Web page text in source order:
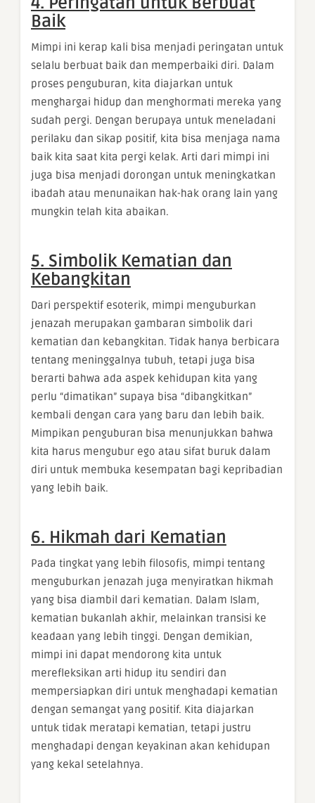
Baik
Mimpi ini kerap kali bisa menjadi peringatan untuk
selalu berbuat baik dan memperbaiki diri. Dalam
proses penguburan, kita diajarkan untuk
menghargai hidup dan menghormati mereka yang
sudah pergi. Dengan berupaya untuk meneladani
perilaku dan sikap positif, kita bisa menjaga nama
baik kita saat kita pergi kelak. Arti dari mimpi ini
juga bisa menjadi dorongan untuk meningkatkan
ibadah atau menunaikan hak-hak orang lain yang
mungkin telah kita abaikan.
5. Simbolik Kematian dan
Kebangkitan
Dari perspektif esoterik, mimpi menguburkan
jenazah merupakan gambaran simbolik dari
kematian dan kebangkitan. Tidak hanya berbicara
tentang meninggalnya tubuh, tetapi juga bisa
berarti bahwa ada aspek kehidupan kita yang
perlu “dimatikan” supaya bisa “dibangkitkan”
kembali dengan cara yang baru dan lebih baik.
Mimpikan penguburan bisa menunjukkan bahwa
kita harus mengubur ego atau sifat buruk dalam
diri untuk membuka kesempatan bagi kepribadian
yang lebih baik.
6. Hikmah dari Kematian
Pada tingkat yang lebih filosofis, mimpi tentang
menguburkan jenazah juga menyiratkan hikmah
yang bisa diambil dari kematian. Dalam Islam,
kematian bukanlah akhir, melainkan transisi ke
keadaan yang lebih tinggi. Dengan demikian,
mimpi ini dapat mendorong kita untuk
merefleksikan arti hidup itu sendiri dan
mempersiapkan diri untuk menghadapi kematian
dengan semangat yang positif. Kita diajarkan
untuk tidak meratapi kematian, tetapi justru
menghadapi dengan keyakinan akan kehidupan
yang kekal setelahnya.